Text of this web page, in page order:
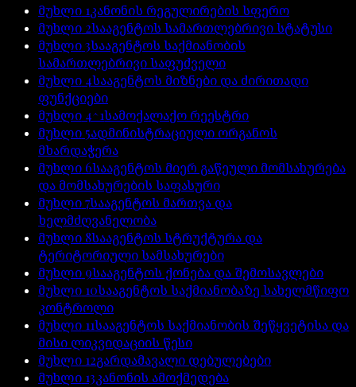
მუხლი 1კანონის რეგულირების სფერო
მუხლი 2სააგენტოს სამართლებრივი სტატუსი
მუხლი3სააგენტოს საქმიანობის
სამართლებრივი საფუძველი
მუხლი 4სააგენტოს მიზნები და ძირითადი
ფუნქციები
მუხლი 4^1სამოქალაქო რეესტრი
მუხლი 5ადმინისტრაციული ორგანოს
მხარდაჭერა
მუხლი 6სააგენტოს მიერ გაწეული მომსახურება
და მომსახურების საფასური
მუხლი7სააგენტოს მართვა და
ხელმძღვანელობა
მუხლი 8სააგენტოს სტრუქტურა და
ტერიტორიული სამსახურები
მუხლი 9სააგენტოს ქონება და შემოსავლები
მუხლი 10სააგენტოს საქმიანობაზე სახელმწიფო
კონტროლი
მუხლი 11სააგენტოს საქმიანობის შეწყვეტისა და
მისი ლიკვიდაციის წესი
მუხლი 12გარდამავალი დებულებები
მუხლი 13კანონის ამოქმედება